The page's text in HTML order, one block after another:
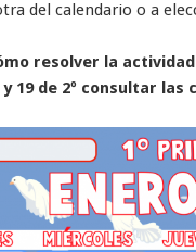
del calendario o a
resolver la
y 19 de 2º consultar las